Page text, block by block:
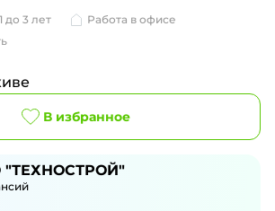
до 3 лет
Работа в офисе
В избранное
"ТЕХНОСТРОЙ"